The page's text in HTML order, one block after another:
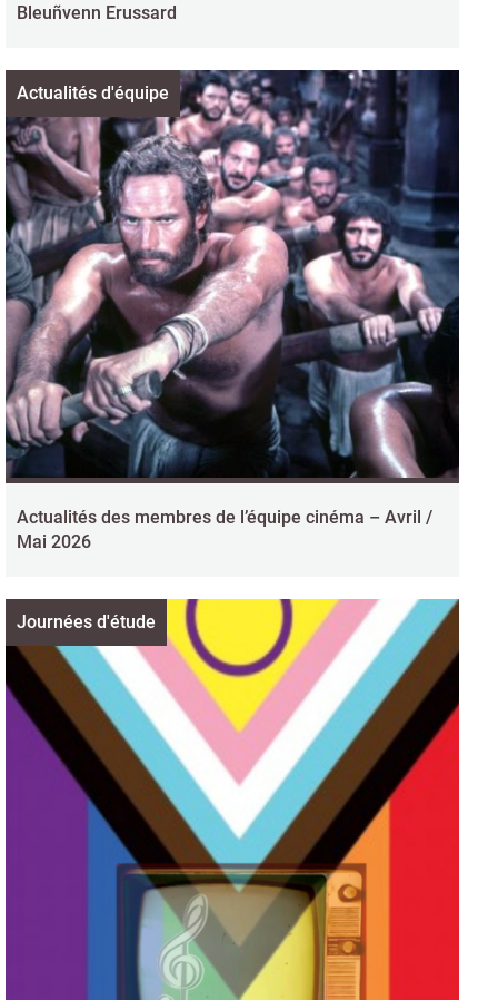
Bleuñvenn Erussard
Actualités d'équipe
Actualités des membres de l’équipe cinéma – Avril /
Mai 2026
Journées d'étude